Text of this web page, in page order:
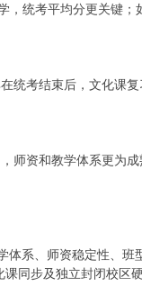
统考平均分更关键
统考结束后，文化课
师资和教学体系更为
系、师资稳定性、
同步及独立封闭校